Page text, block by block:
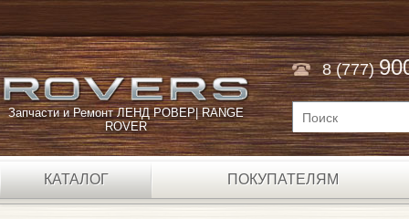
Запчасти и Ремонт ЛЕНД РОВЕР| RANGE
ROVER
8 (777)
КАТАЛОГ ПОКУПАТЕЛЯМ